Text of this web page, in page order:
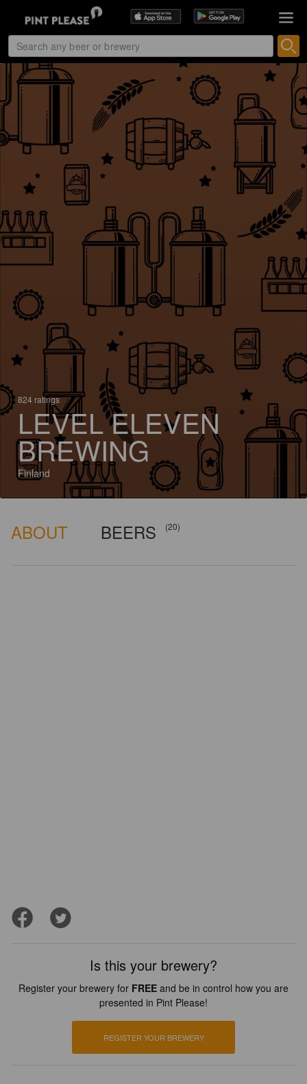
824 ratings
LEVEL ELEVEN
BREWING
Finland
ABOUT BEERS (20)
Is this your brewery?
Register your brewery for FREE and be in control how you are
presented in Pint Please!
REGISTER YOUR BREWERY